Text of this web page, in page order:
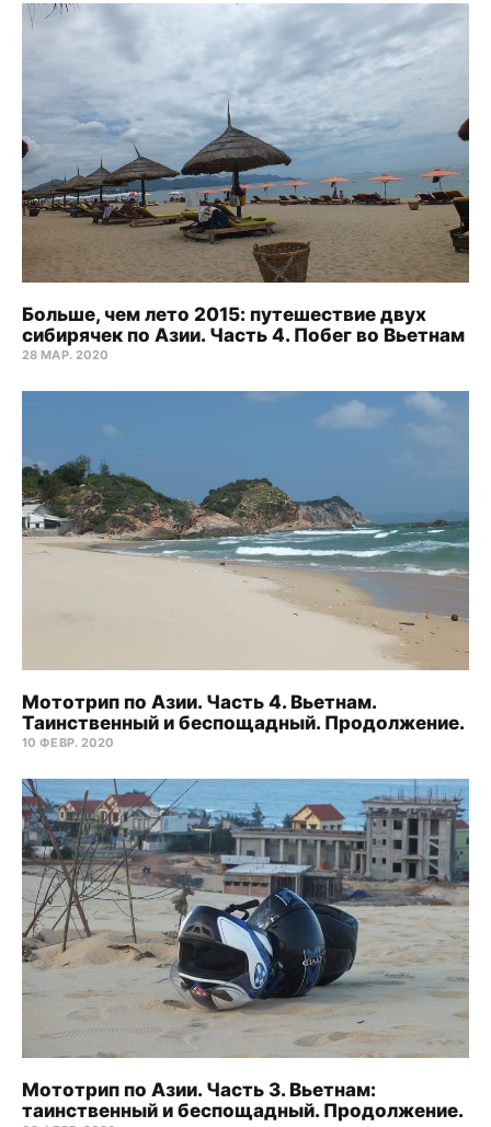
Больше, чем лето 2015: путешествие двух
сибирячек по Азии. Часть 4. Побег во Вьетнам
28 МАР. 2020
Мототрип по Азии. Часть 4. Вьетнам.
Таинственный и беспощадный. Продолжение.
10 ФЕВР. 2020
Мототрип по Азии. Часть 3. Вьетнам:
таинственный и беспощадный. Продолжение.